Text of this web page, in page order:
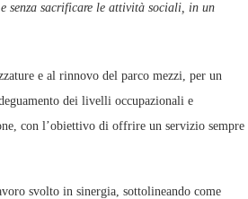
senza sacrificare le attività sociali, in un
e al rinnovo del parco mezzi, per un
dei livelli occupazionali e
con l’obiettivo di offrire un servizio sempre
svolto in sinergia, sottolineando come